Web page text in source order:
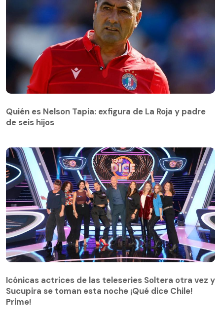
de seis hijos
Quién es Nelson Tapia: exfigura de La Roja y padre
de seis hijos
Icónicas actrices de las teleseries Soltera otra vez y
Sucupira se toman esta noche ¡Qué dice Chile!
Prime!